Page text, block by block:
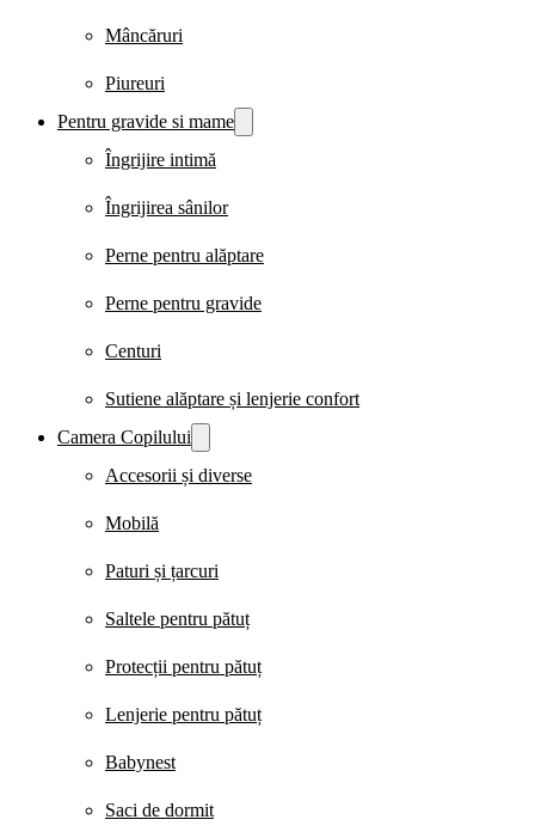
Mâncăruri
Piureuri
Pentru gravide si mame
Îngrijire intimă
Îngrijirea sânilor
Perne pentru alăptare
Perne pentru gravide
Centuri
Sutiene alăptare și lenjerie confort
Camera Copilului
Accesorii și diverse
Mobilă
Paturi și țarcuri
Saltele pentru pătuț
Protecții pentru pătuț
Lenjerie pentru pătuț
Babynest
Saci de dormit